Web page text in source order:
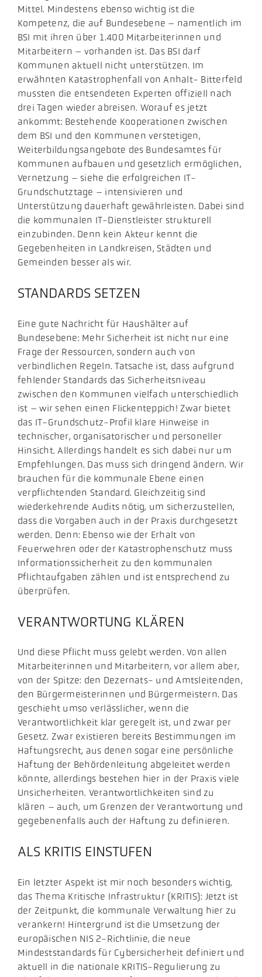
Mittel. Mindestens ebenso wichtig ist die
Kompetenz, die auf Bundesebene – namentlich im
BSI mit ihren über 1.400 Mitarbeiterinnen und
Mitarbeitern – vorhanden ist. Das BSI darf
Kommunen aktuell nicht unterstützen. Im
erwähnten Katastrophenfall von Anhalt- Bitterfeld
mussten die entsendeten Experten offiziell nach
drei Tagen wieder abreisen. Worauf es jetzt
ankommt: Bestehende Kooperationen zwischen
dem BSI und den Kommunen verstetigen,
Weiterbildungsangebote des Bundesamtes für
Kommunen aufbauen und gesetzlich ermöglichen,
Vernetzung – siehe die erfolgreichen IT-
Grundschutztage – intensivieren und
Unterstützung dauerhaft gewährleisten. Dabei sind
die kommunalen IT-Dienstleister strukturell
einzubinden. Denn kein Akteur kennt die
Gegebenheiten in Landkreisen, Städten und
Gemeinden besser als wir.
STANDARDS SETZEN
Eine gute Nachricht für Haushälter auf
Bundesebene: Mehr Sicherheit ist nicht nur eine
Frage der Ressourcen, sondern auch von
verbindlichen Regeln. Tatsache ist, dass aufgrund
fehlender Standards das Sicherheitsniveau
zwischen den Kommunen vielfach unterschiedlich
ist – wir sehen einen Flickenteppich! Zwar bietet
das IT-Grundschutz-Profil klare Hinweise in
technischer, organisatorischer und personeller
Hinsicht. Allerdings handelt es sich dabei nur um
Empfehlungen. Das muss sich dringend ändern. Wir
brauchen für die kommunale Ebene einen
verpflichtenden Standard. Gleichzeitig sind
wiederkehrende Audits nötig, um sicherzustellen,
dass die Vorgaben auch in der Praxis durchgesetzt
werden. Denn: Ebenso wie der Erhalt von
Feuerwehren oder der Katastrophenschutz muss
Informationssicherheit zu den kommunalen
Pflichtaufgaben zählen und ist entsprechend zu
überprüfen.
VERANTWORTUNG KLÄREN
Und diese Pflicht muss gelebt werden. Von allen
Mitarbeiterinnen und Mitarbeitern, vor allem aber,
von der Spitze: den Dezernats- und Amtsleitenden,
den Bürgermeisterinnen und Bürgermeistern. Das
geschieht umso verlässlicher, wenn die
Verantwortlichkeit klar geregelt ist, und zwar per
Gesetz. Zwar existieren bereits Bestimmungen im
Haftungsrecht, aus denen sogar eine persönliche
Haftung der Behördenleitung abgeleitet werden
könnte, allerdings bestehen hier in der Praxis viele
Unsicherheiten. Verantwortlichkeiten sind zu
klären – auch, um Grenzen der Verantwortung und
gegebenenfalls auch der Haftung zu definieren.
ALS KRITIS EINSTUFEN
Ein letzter Aspekt ist mir noch besonders wichtig,
das Thema Kritische Infrastruktur (KRITIS): Jetzt ist
der Zeitpunkt, die kommunale Verwaltung hier zu
verankern! Hintergrund ist die Umsetzung der
europäischen NIS 2-Richtlinie, die neue
Mindeststandards für Cybersicherheit definiert und
aktuell in die nationale KRITIS-Regulierung zu